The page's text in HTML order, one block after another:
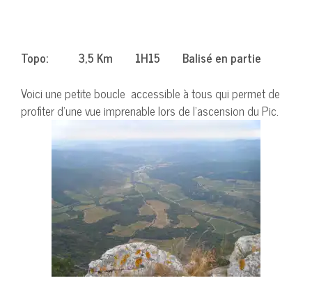
Topo: 3,5 Km 1H15 Balisé en partie
Voici une petite boucle accessible à tous qui permet de
profiter d’une vue imprenable lors de l’ascension du Pic.